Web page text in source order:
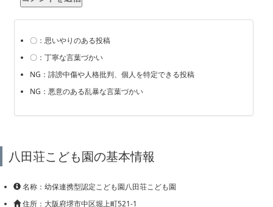
〇：思いやりのある投稿
〇：丁寧な言葉づかい
NG：誹謗中傷や人格批判、個人を特定できる投稿
NG：悪意のある乱暴な言葉づかい
八田荘こども園の基本情報
名称：幼保連携型認定こども園八田荘こども園
住所：大阪府堺市中区堀上町521-1